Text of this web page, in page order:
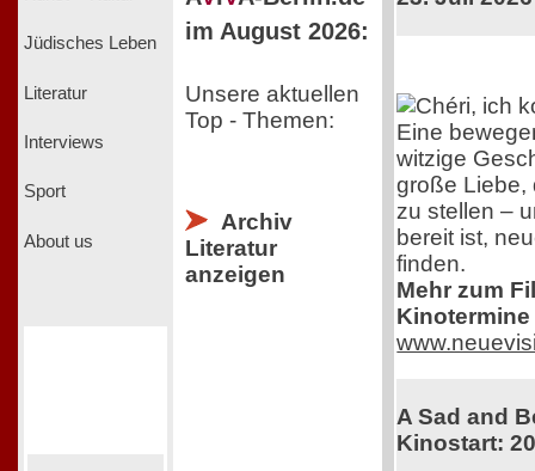
Jüdisches Leben
Literatur
Interviews
Sport
About us
im August 2026:
Unsere aktuellen
Top - Themen:
Archiv
Literatur
anzeigen
Eine
witzige
große Liebe,
zu stellen –
bereit ist,
finden.
Mehr zum
A Sad and
Kinostart: